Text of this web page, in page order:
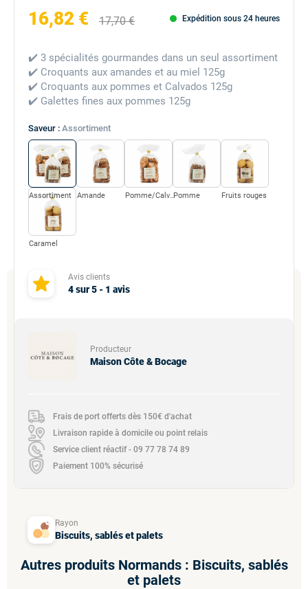
Avis clients
4sur5 - 1 avis
✔️ 3 spécialités gourmandes dans un seul assortiment
✔️ Croquants aux amandes et au miel 125g
✔️ Croquants aux pommes et Calvados 125g
✔️ Galettes fines aux pommes 125g
Saveur : Assortiment
Assortiment Amande Pomme/CalvadosPomme Fruits rouges
Caramel
16,82 € 17,70 € Expédition sous 24 heures
Producteur
Maison Côte & Bocage
Frais de port offerts dès 150€ d'achat
Livraison rapide à domicile ou point relais
Service client réactif - 09 77 78 74 89
Paiement 100% sécurisé
Rayon
Biscuits, sablés et palets
Autres produits Normands : Biscuits, sablés
et palets